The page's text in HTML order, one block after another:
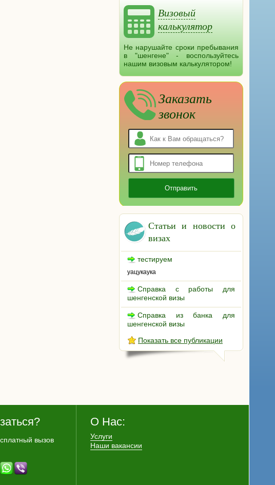
Визовый
калькулятор
Не нарушайте сроки пребывания
в "шенгене" - воспользуйтесь
нашим визовым калькулятором!
Заказать
звонок
Статьи и новости о
визах
тестируем
уацукаука
Справка с работы для
шенгенской визы
Справка из банка для
шенгенской визы
Показать все публикации
вызов
О Нас:
Услуги
Наши вакансии